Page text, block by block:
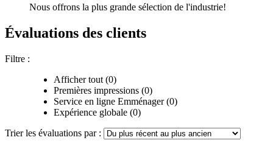
Nous offrons la plus grande sélection de l'industrie!
Évaluations des clients
Filtre :
Afficher tout (0)
Premières impressions (0)
Service en ligne Emménager (0)
Expérience globale (0)
Trier les évaluations par :